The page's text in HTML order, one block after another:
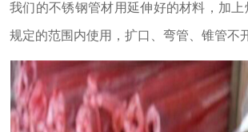
我们的不锈钢管材用延伸好的材料，加
规定的范围内使用，扩口、弯管、锥管不